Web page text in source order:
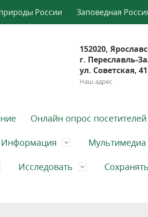
России Заповедная
152020,
г. Переславль-
ул. Советская, 41
Наш адрес
Онлайн опрос посетителей
Информация Мультимедиа
Исследовать Сохранять